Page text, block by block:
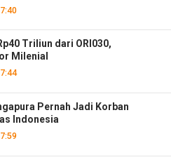
Triliun dari ORI030,
Milenial
Pernah Jadi Korban
Indonesia